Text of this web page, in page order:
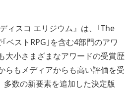
ィスコ エリジウム』は、｢The
ベストRPG｣を含む4部門のアワ
大小さまざまなアワードの受賞歴
らもメディアからも高い評価を受
数の新要素を追加した決定版